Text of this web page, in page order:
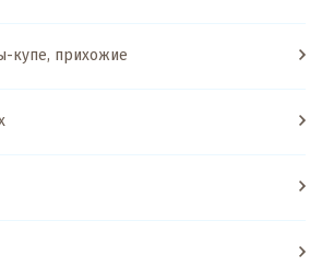
купе, прихожие